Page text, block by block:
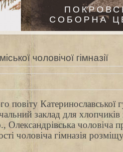
СОБОРНА
чоловічої гімназії
повіту Катеринославської
заклад для
чоловіча
чоловіча гімназія